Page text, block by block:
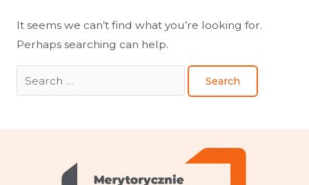
It seems we can’t find what you’re looking for.
Perhaps searching can help.